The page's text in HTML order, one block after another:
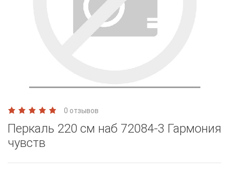
0 отзывов
Перкаль 220 см наб 72084-3 Гармония
чувств